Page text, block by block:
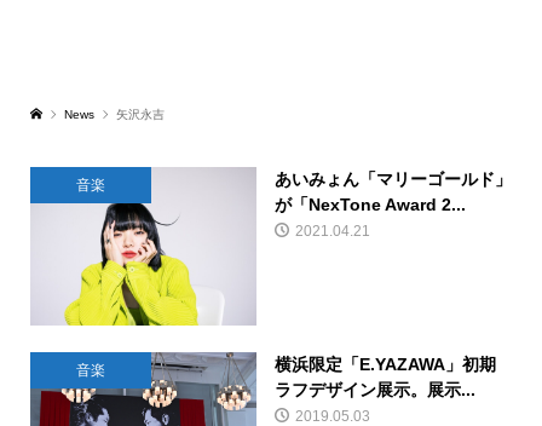
News 矢沢永吉
音楽
あいみょん「マリーゴールド」
が「NexTone Award 2...
2021.04.21
音楽
横浜限定「E.YAZAWA」初期
ラフデザイン展示。展示...
2019.05.03